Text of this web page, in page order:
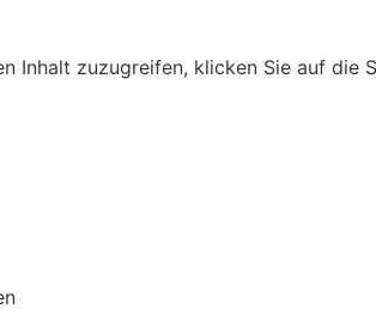
Inhalt zuzugreifen, klicken Sie auf die